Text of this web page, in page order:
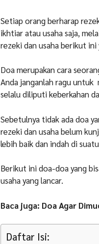
Setiap orang berharap
ikhtiar atau usaha saja,
rezeki dan usaha berikut ini
Doa merupakan cara
Anda janganlah ragu untuk
selalu diliputi keberkahan
Sebetulnya tidak ada doa
rezeki dan usaha belum
lebih baik dan indah di
Berikut ini doa-doa yang
usaha yang lancar.
Baca juga: Doa Agar
Daftar Isi: